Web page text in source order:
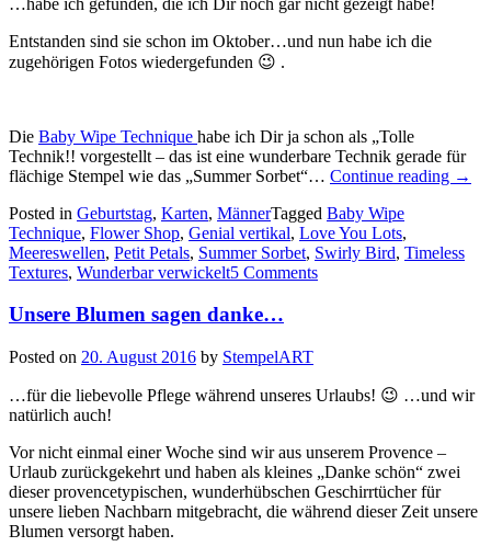
Entstanden sind sie schon im Oktober…und nun habe ich die
zugehörigen Fotos wiedergefunden 😉 .
Die Baby Wipe Technique habe ich Dir ja schon als „Tolle
Technik!! vorgestellt – das ist eine wunderbare Technik gerade für
flächige Stempel wie das „Summer Sorbet“… Continue reading
der
→
Posted in Geburtstag, Karten, MännerTagged Baby Wipe
Technique, Flower Shop, Genial vertikal, Love You Lots,
Meereswellen, Petit Petals, Summer Sorbet, Swirly Bird, Timeless
Textures, Wunderbar verwickelt5 Comments
Unsere Blumen sagen danke…
Posted on 20. August 2016 by StempelART
…für die liebevolle Pflege während unseres Urlaubs! 😉 …und wir
natürlich auch!
Vor nicht einmal einer Woche sind wir aus unserem Provence –
Urlaub zurückgekehrt und haben als kleines „Danke schön“ zwei
dieser provencetypischen, wunderhübschen Geschirrtücher für
unsere lieben Nachbarn mitgebracht, die während dieser Zeit unsere
Blumen versorgt haben.